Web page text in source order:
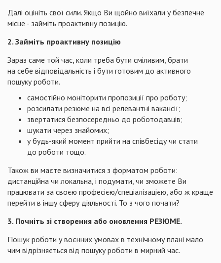
Далі оцініть свої сили. Якщо Ви щойно виїхали у безпечне
місце - займіть проактивну позицію.
2. Займіть проактивну позицію
Зараз саме той час, коли треба бути сміливим, брати
на себе відповідальність і бути готовим до активного
пошуку роботи.
самостійно моніторити пропозиції про роботу;
розсилати резюме на всі релевантні вакансії;
звертатися безпосередньо до роботодавців;
шукати через знайомих;
у будь-який момент прийти на співбесіду чи стати
до роботи тощо.
Також ви маєте визначитися з форматом роботи:
дистанційна чи локальна, і подумати, чи зможете Ви
працювати за своєю професією/спеціалізацією, або ж краще
перейти в іншу сферу діяльності. То з чого почати?
3. Почніть зі створення або оновлення РЕЗЮМЕ.
Пошук роботи у воєнних умовах в технічному плані мало
чим відрізняється від пошуку роботи в мирний час.